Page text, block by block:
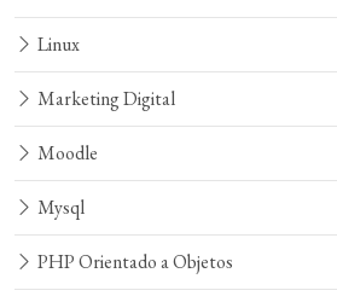
Linux
Marketing Digital
Moodle
Mysql
PHP Orientado a Objetos